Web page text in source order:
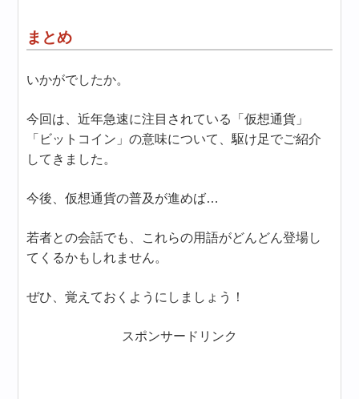
まとめ
いかがでしたか。
今回は、近年急速に注目されている「仮想通貨」
「ビットコイン」の意味について、駆け足でご紹介
してきました。
今後、仮想通貨の普及が進めば…
若者との会話でも、これらの用語がどんどん登場し
てくるかもしれません。
ぜひ、覚えておくようにしましょう！
スポンサードリンク